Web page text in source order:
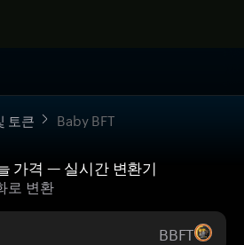
토큰 Baby BFT
가격 — 실시간 변환기
로 변환
BBFT